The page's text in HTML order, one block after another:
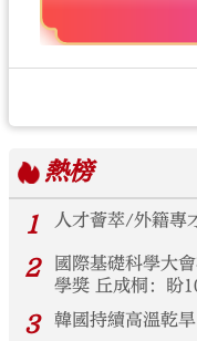
熱榜
1
人才薈萃/外籍專
2
國際基礎科學大
學獎 丘成桐：盼
3 韓國持續高溫乾